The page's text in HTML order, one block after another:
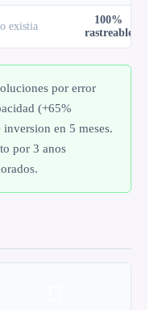
existia
100%
rastreable
por error
(+65%
en 5 meses.
por 3 anos